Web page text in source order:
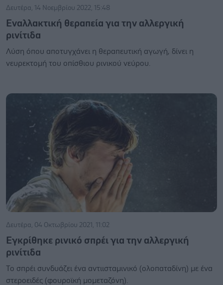
Δευτέρα, 14 Νοεμβρίου 2022, 15:48
Εναλλακτική θεραπεία για την αλλεργική
ρινίτιδα
Λύση όπου αποτυγχάνει η θεραπευτική αγωγή, δίνει η
νευρεκτομή του οπίσθιου ρινικού νεύρου.
Δευτέρα, 04 Οκτωβρίου 2021, 11:02
Εγκρίθηκε ρινικό σπρέι για την αλλεργική
ρινίτιδα
Το σπρέι συνδυάζει ένα αντιισταμινικό (ολοπαταδίνη) με ένα
στεροειδές (φουροϊκή μομεταζόνη).